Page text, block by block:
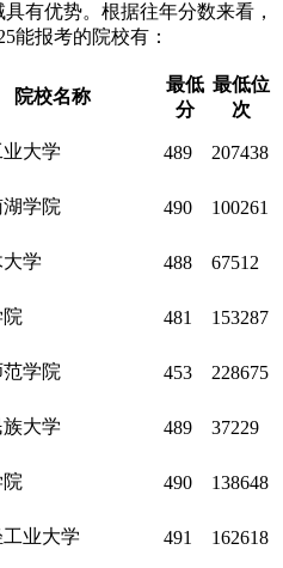
有优势。根据往年分数来看，
能报考的院校有：
院校名称
最低
分
最低位
次
大学 489 207438
学院 490 100261
学 488 67512
481 153287
学院 453 228675
大学 489 37229
490 138648
业大学 491 162618